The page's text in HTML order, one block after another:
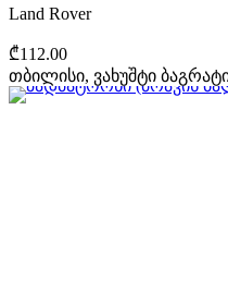
Land Rover
₾112.00
თბილისი, ვახუშტი